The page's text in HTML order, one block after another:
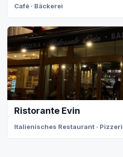
Café · Bäckerei
Ristorante Evin
Italienisches Restaurant ·